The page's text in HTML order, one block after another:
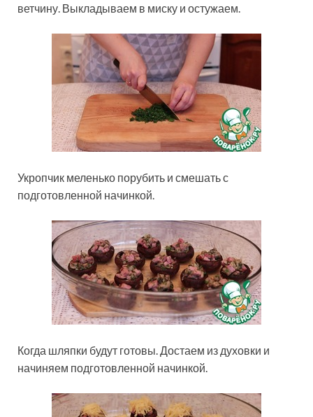
ветчину. Выкладываем в миску и остужаем.
Укропчик меленько порубить и смешать с
подготовленной начинкой.
Когда шляпки будут готовы. Достаем из духовки и
начиняем подготовленной начинкой.